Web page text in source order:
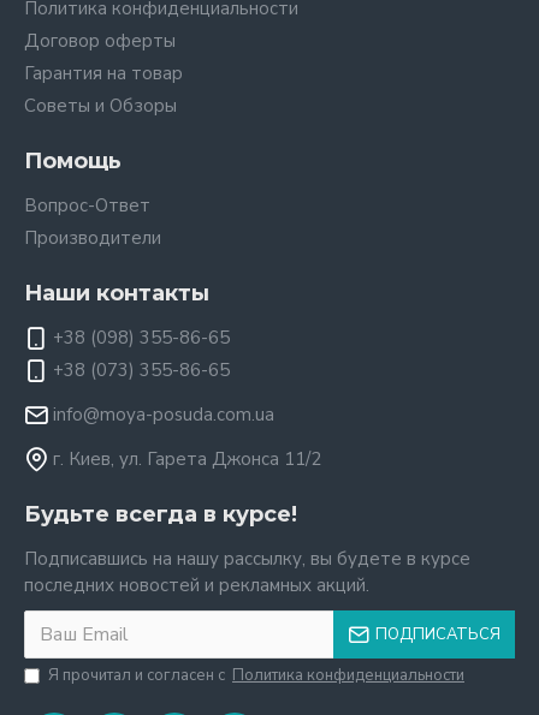
Политика конфиденциальности
Договор оферты
Гарантия на товар
Советы и Обзоры
Помощь
Вопрос-Ответ
Производители
Наши контакты
+38 (098) 355-86-65
+38 (073) 355-86-65
info@moya-posuda.com.ua
г. Киев, ул. Гарета Джонса 11/2
Будьте всегда в курсе!
Подписавшись на нашу рассылку, вы будете в курсе
последних новостей и рекламных акций.
ПОДПИСАТЬСЯ
Я прочитал и согласен с Политика конфиденциальности